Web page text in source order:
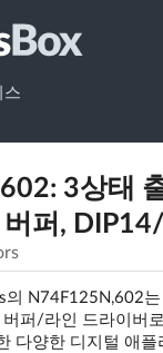
스
3상태
퍼,
의 N74F125N,602
퍼/라인 드라이버
다양한 디지털 애